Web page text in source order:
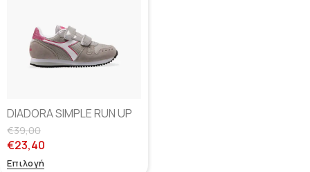
DIADORA SIMPLE RUN UP
PS – Gray Ash Dust
€39,00
€23,40
Επιλογή